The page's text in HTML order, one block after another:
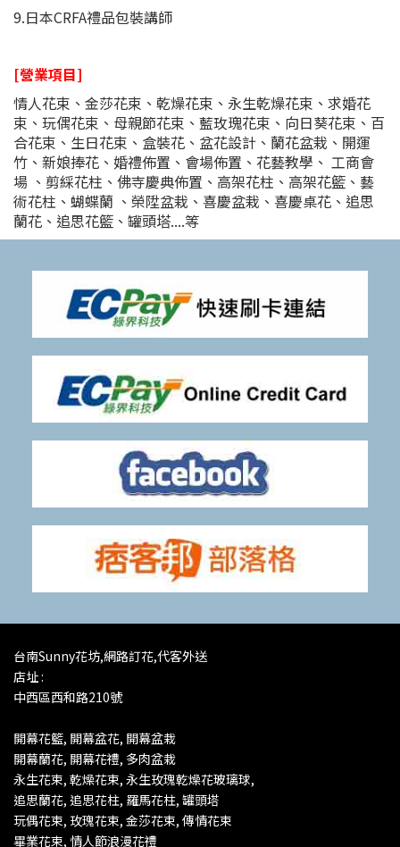
9.日本CRFA禮品包裝講師
[營業項目]
情人花束、金莎花束、乾燥花束、永生乾燥花束、求婚花
束、玩偶花束、母親節花束、藍玫瑰花束、向日葵花束、百
合花束、生日花束、盒裝花、盆花設計、蘭花盆栽、開運
竹、新娘捧花、婚禮佈置、會場佈置、花藝教學、 工商會
場 、剪綵花柱、佛寺慶典佈置、高架花柱、高架花籃、藝
術花柱、蝴蝶蘭 、榮陞盆栽、喜慶盆栽、喜慶桌花、追思
蘭花、追思花籃、罐頭塔....等
台南Sunny花坊,網路訂花,代客外送
店址 :
中西區西和路210號
開幕花籃, 開幕盆花, 開幕盆栽
開幕蘭花, 開幕花禮, 多肉盆栽
永生花束, 乾燥花束, 永生玫瑰乾燥花玻璃球,
追思蘭花, 追思花柱, 羅馬花柱, 罐頭塔
玩偶花束, 玫瑰花束, 金莎花束, 傳情花束
畢業花束, 情人節浪漫花禮